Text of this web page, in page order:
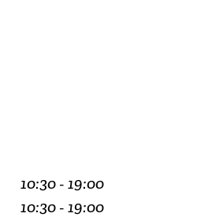
10:30 - 19:00
10:30 - 19:00